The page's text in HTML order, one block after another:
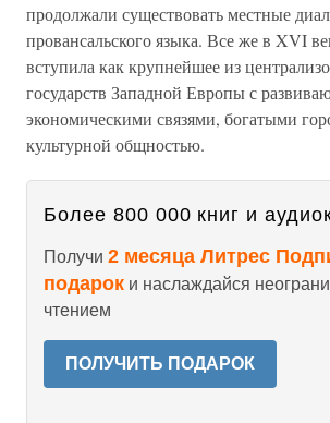
продолжали существовать местные
провансальского языка. Все же в XVI
вступила как крупнейшее из
государств Западной Европы с
экономическими связями, богатыми
культурной общностью.
Более 800 000 книг и
Получи 2 месяца Литрес
подарок и наслаждайся
чтением
ПОЛУЧИТЬ ПОДАРОК